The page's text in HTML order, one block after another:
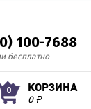
100-7688
бесплатно
0 КОРЗИНА
0 Р